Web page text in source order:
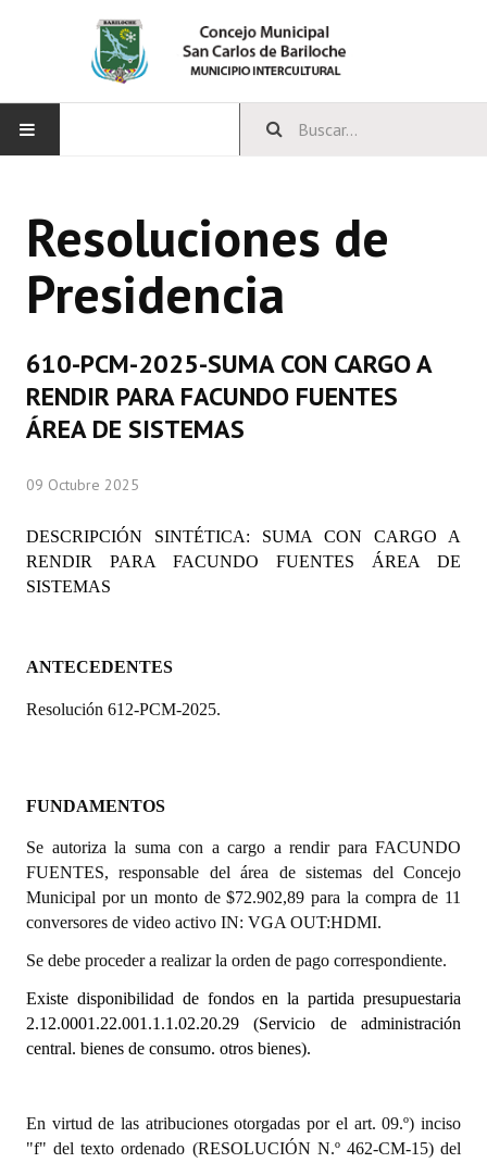
CONCEJO
Bloques Políticos
Comisiones Permanentes
Comisiones Especiales
LEGISLACIÓN
DOCUMENTOS
Informes de Gestión
Proyectos Presentados
Dictámenes Asesoría Letrada
Ejecución Presupuestaria
Resoluciones de
Presidencia
610-PCM-2025-SUMA CON CARGO A
RENDIR PARA FACUNDO FUENTES
ÁREA DE SISTEMAS
09 Octubre 2025
DESCRIPCIÓN SINTÉTICA: SUMA CON CARGO A
RENDIR PARA FACUNDO FUENTES ÁREA DE
SISTEMAS
ANTECEDENTES
Resolución 612-PCM-2025.
FUNDAMENTOS
Se autoriza la suma con a cargo a rendir para FACUNDO
FUENTES, responsable del área de sistemas del Concejo
Municipal por un monto de $72.902,89 para la compra de 11
conversores de video activo IN: VGA OUT:HDMI.
Se debe proceder a realizar la orden de pago correspondiente.
Existe disponibilidad de fondos en la partida presupuestaria
2.12.0001.22.001.1.1.02.20.29(Servicio de administración
central. bienes de consumo. otros bienes).
En virtud de las atribuciones otorgadas por el art. 09.º) inciso
"f" del texto ordenado (RESOLUCIÓN N.º 462-CM-15) del